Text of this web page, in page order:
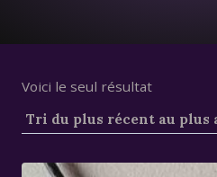
Voici le seul résultat